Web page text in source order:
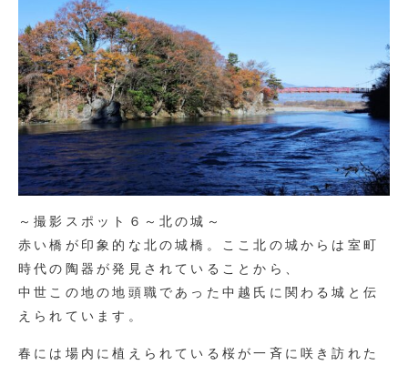
～撮影スポット６～北の城～
赤い橋が印象的な北の城橋。ここ北の城からは室町
時代の陶器が発見されていることから、
中世この地の地頭職であった中越氏に関わる城と伝
えられています。
春には場内に植えられている桜が一斉に咲き訪れた